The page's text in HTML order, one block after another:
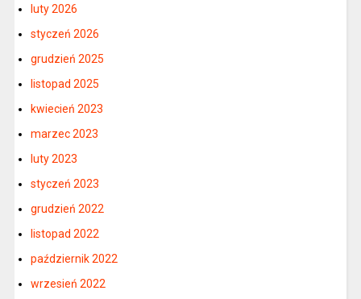
luty 2026
styczeń 2026
grudzień 2025
listopad 2025
kwiecień 2023
marzec 2023
luty 2023
styczeń 2023
grudzień 2022
listopad 2022
październik 2022
wrzesień 2022